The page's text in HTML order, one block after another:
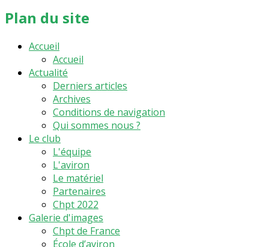
Plan du site
Accueil
Accueil
Actualité
Derniers articles
Archives
Conditions de navigation
Qui sommes nous ?
Le club
L'équipe
L'aviron
Le matériel
Partenaires
Chpt 2022
Galerie d'images
Chpt de France
École d’aviron